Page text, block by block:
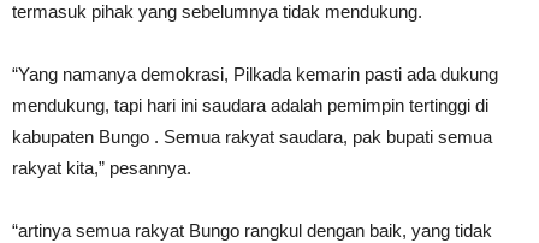
termasuk pihak yang sebelumnya tidak mendukung.
“Yang namanya demokrasi, Pilkada kemarin pasti ada dukung
mendukung, tapi hari ini saudara adalah pemimpin tertinggi di
kabupaten Bungo . Semua rakyat saudara, pak bupati semua
rakyat kita,” pesannya.
“artinya semua rakyat Bungo rangkul dengan baik, yang tidak